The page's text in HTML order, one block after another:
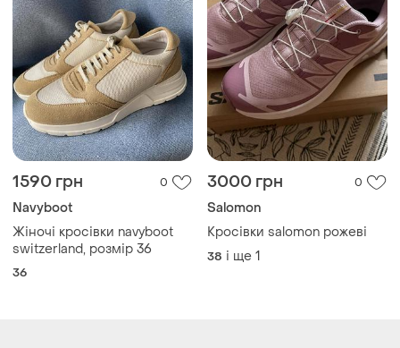
1590 грн 0
Navyboot
Жіночі кросівки navyboot
switzerland, розмір 36
36
3000 грн 0
Salomon
Кросівки salomon рожеві
38 і ще 1